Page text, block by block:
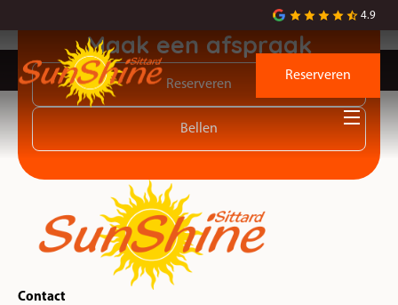
4.9
Reserveren
Maak een afspraak
Reserveren
Bellen
Contact